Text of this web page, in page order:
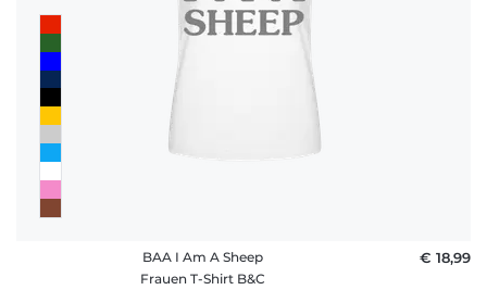
BAA I Am A Sheep
Frauen T-Shirt B&C
€ 18,99